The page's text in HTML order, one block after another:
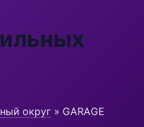
округ » GARAGE